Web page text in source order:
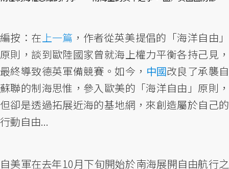
編按：在上一篇 ，作者從英美提倡的「海洋自由」
原則，談到歐陸國家曾就海上權力平衡各持己見，
最終導致德英軍備競賽。如今， 中國改良了承襲自
蘇聯的制海思惟，參入歐美的「海洋自由」原則，
但卻是透過拓展近海的基地網，來創造屬於自己的
行動自由...
自美軍在去年10月下旬開始於南海展開自由航行之